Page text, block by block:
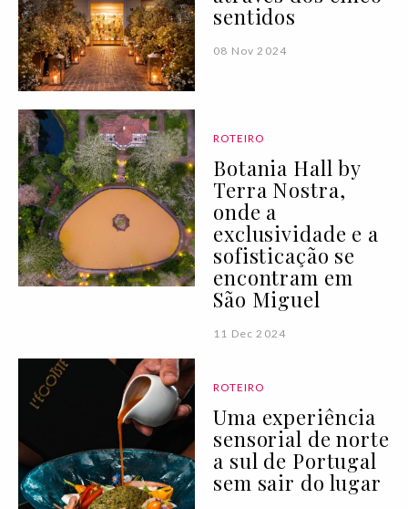
sentidos
08 Nov 2024
ROTEIRO
Botania Hall by
Terra Nostra,
onde a
exclusividade e a
sofisticação se
encontram em
São Miguel
11 Dec 2024
ROTEIRO
Uma experiência
sensorial de norte
a sul de Portugal
sem sair do lugar